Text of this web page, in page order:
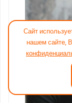
Сайт
нашем сайте,